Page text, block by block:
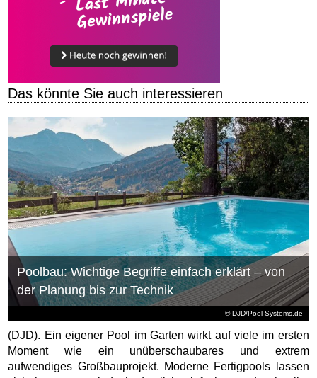
Das könnte Sie auch interessieren
© DJD/Pool-Systems.de
Poolbau: Wichtige Begriffe einfach erklärt – von
der Planung bis zur Technik
(DJD). Ein eigener Pool im Garten wirkt auf viele im ersten
Moment wie ein unüberschaubares und extrem
aufwendiges Großbauprojekt. Moderne Fertigpools lassen